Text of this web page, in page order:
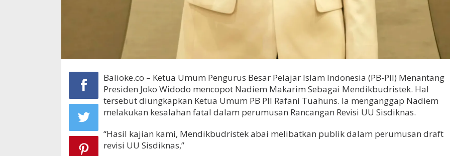
Balioke.co – Ketua Umum Pengurus Besar Pelajar Islam Indonesia (PB-PII) Menantang
Presiden Joko Widodo mencopot Nadiem Makarim Sebagai Mendikbudristek. Hal
tersebut diungkapkan Ketua Umum PB PII Rafani Tuahuns. Ia menganggap Nadiem
melakukan kesalahan fatal dalam perumusan Rancangan Revisi UU Sisdiknas.
“Hasil kajian kami, Mendikbudristek abai melibatkan publik dalam perumusan draft
revisi UU Sisdiknas,”